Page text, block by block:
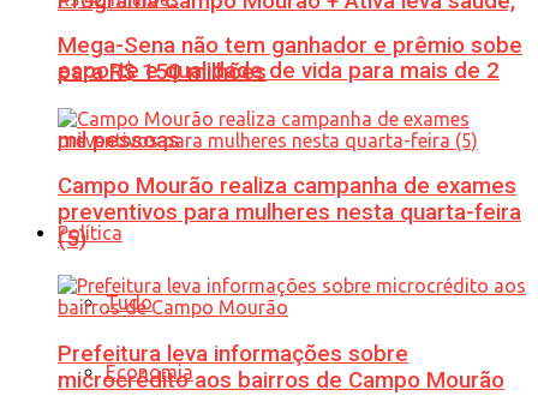
esporte e qualidade de vida para mais de 2
mil pessoas
Política
Tudo
Economia
Mega-Sena não tem ganhador e prêmio sobe
para R$ 150 milhões
Campo Mourão realiza campanha de exames
preventivos para mulheres nesta quarta-feira
(5)
Prefeitura leva informações sobre
microcrédito aos bairros de Campo Mourão